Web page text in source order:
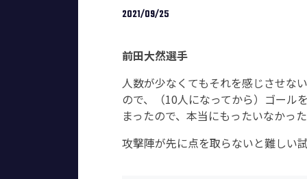
2021/09/25
前田大然選手
人数が少なくてもそれを感じさせな
ので、（10人になってから）ゴール
まったので、本当にもったいなかっ
攻撃陣が先に点を取らないと難しい